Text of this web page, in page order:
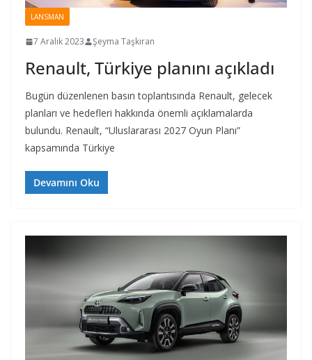
LANSMAN
7 Aralık 2023 Şeyma Taşkıran
Renault, Türkiye planını açıkladı
Bugün düzenlenen basın toplantısında Renault, gelecek
planları ve hedefleri hakkında önemli açıklamalarda
bulundu. Renault, “Uluslararası 2027 Oyun Planı”
kapsamında Türkiye
Devamını Oku